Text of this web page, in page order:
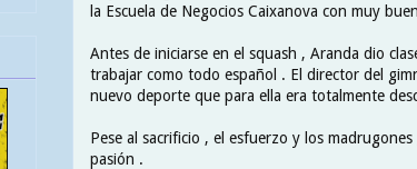
la Escuela de Negocios Caixanova con muy
Antes de iniciarse en el squash , Aranda dio
trabajar como todo español . El director del
nuevo deporte que para ella era totalmente
Pese al sacrificio , el esfuerzo y los
pasión .